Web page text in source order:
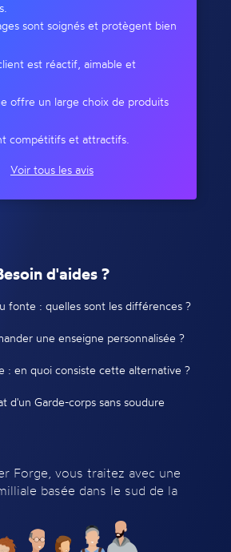
sont soignés et protègent bien
est réactif, aimable et
offre un large choix de produits
compétitifs et attractifs.
Voir tous les avis
d'aides ?
fonte : quelles sont les différences ?
une enseigne personnalisée ?
: en quoi consiste cette alternative ?
d'un Garde-corps sans soudure
Forge, vous traitez avec une
basée dans le sud de la